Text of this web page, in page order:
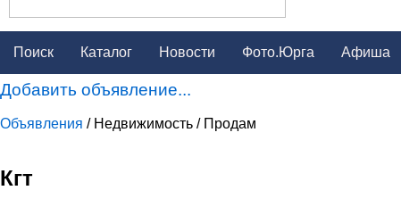
Поиск Каталог Новости Фото.Юрга Афиша
Добавить объявление...
Объявления / Недвижимость / Продам
Кгт